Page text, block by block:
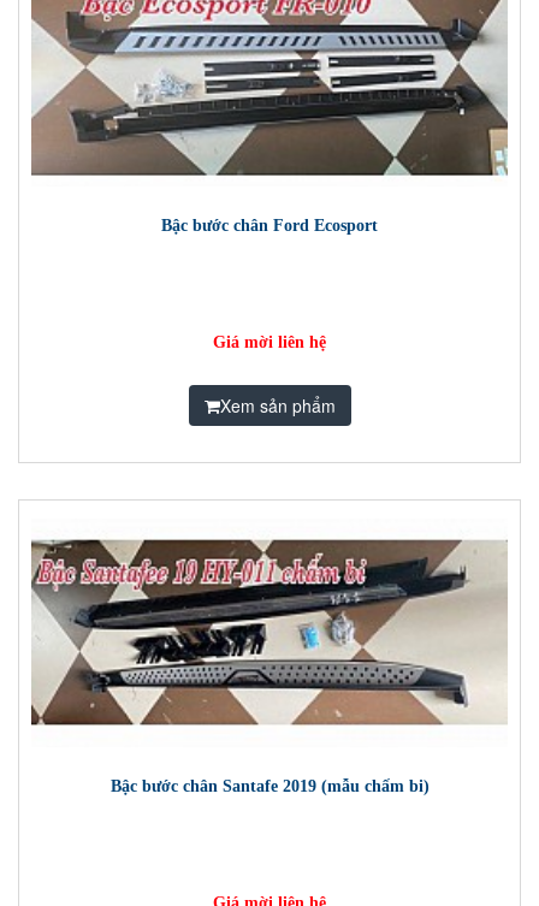
Bậc bước chân Ford Ecosport
Giá mời liên hệ
Xem sản phẩm
Bậc bước chân Santafe 2019 (mẫu chấm bi)